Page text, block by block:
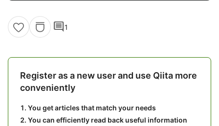
comment1
Register as a new user and use Qiita more
conveniently
You get articles that match your needs
You can efficiently read back useful information